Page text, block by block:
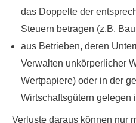
das Doppelte der
Steuern betragen (z.B.
aus Betrieben, deren
Verwalten unkörperlicher
Wertpapiere) oder in der
Wirtschaftsgütern gelegen
Verluste daraus können nur